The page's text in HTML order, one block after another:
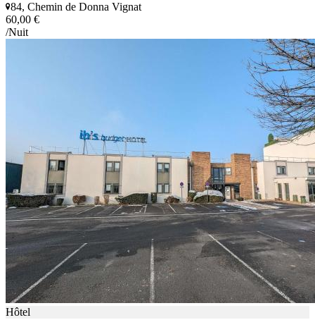
84, Chemin de Donna Vignat
60,00 €
/Nuit
Hôtel